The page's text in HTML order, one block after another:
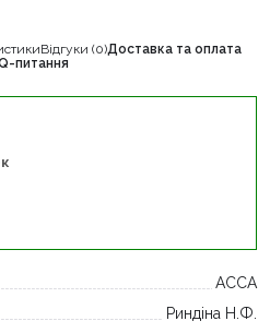
Відгуки (0)Доставка та оплата
питання
АССА
Риндіна Н.Ф.